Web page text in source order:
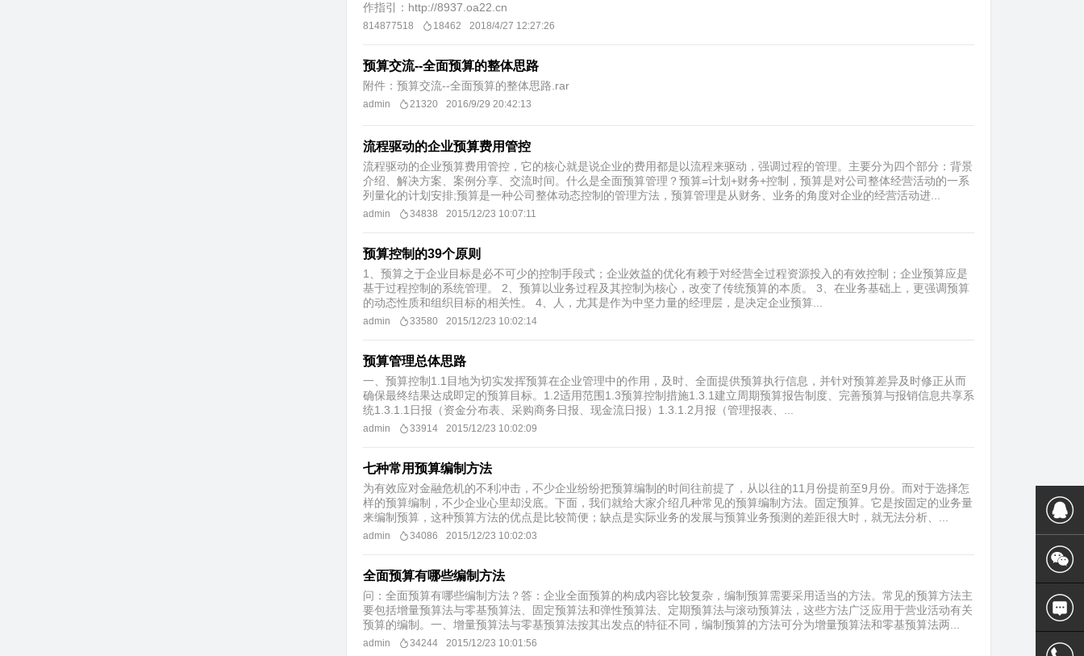
作指引：http://8937.oa22.cn
814877518 18462 2018/4/27 12:27:26
预算交流--全面预算的整体思路
附件：预算交流--全面预算的整体思路.rar
admin 21320 2016/9/29 20:42:13
流程驱动的企业预算费用管控
流程驱动的企业预算费用管控，它的核心就是说企业的费用都是以流程来驱动，强调过程的管理。主要分为四个部分：背景
介绍、解决方案、案例分享、交流时间。什么是全面预算管理？预算=计划+财务+控制，预算是对公司整体经营活动的一系
列量化的计划安排;预算是一种公司整体动态控制的管理方法，预算管理是从财务、业务的角度对企业的经营活动进...
admin 34838 2015/12/23 10:07:11
预算控制的39个原则
1、预算之于企业目标是必不可少的控制手段式；企业效益的优化有赖于对经营全过程资源投入的有效控制；企业预算应是
基于过程控制的系统管理。 2、预算以业务过程及其控制为核心，改变了传统预算的本质。 3、在业务基础上，更强调预算
的动态性质和组织目标的相关性。 4、人，尤其是作为中坚力量的经理层，是决定企业预算...
admin 33580 2015/12/23 10:02:14
预算管理总体思路
一、预算控制1.1目地为切实发挥预算在企业管理中的作用，及时、全面提供预算执行信息，并针对预算差异及时修正从而
确保最终结果达成即定的预算目标。1.2适用范围1.3预算控制措施1.3.1建立周期预算报告制度、完善预算与报销信息共享系
统1.3.1.1日报（资金分布表、采购商务日报、现金流日报）1.3.1.2月报（管理报表、...
admin 33914 2015/12/23 10:02:09
七种常用预算编制方法
为有效应对金融危机的不利冲击，不少企业纷纷把预算编制的时间往前提了，从以往的11月份提前至9月份。而对于选择怎
样的预算编制，不少企业心里却没底。下面，我们就给大家介绍几种常见的预算编制方法。固定预算。它是按固定的业务量
来编制预算，这种预算方法的优点是比较简便；缺点是实际业务的发展与预算业务预测的差距很大时，就无法分析、...
admin 34086 2015/12/23 10:02:03
全面预算有哪些编制方法
问：全面预算有哪些编制方法？答：企业全面预算的构成内容比较复杂，编制预算需要采用适当的方法。常见的预算方法主
要包括增量预算法与零基预算法、固定预算法和弹性预算法、定期预算法与滚动预算法，这些方法广泛应用于营业活动有关
预算的编制。一、增量预算法与零基预算法按其出发点的特征不同，编制预算的方法可分为增量预算法和零基预算法两...
admin 34244 2015/12/23 10:01:56